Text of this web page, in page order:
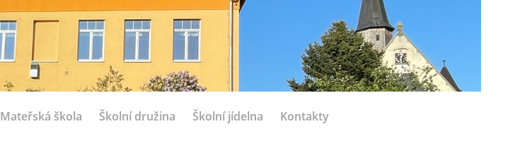
Mateřská škola Školní družina Školní jídelna Kontakty